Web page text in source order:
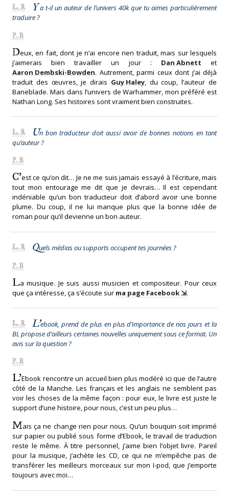
L. R Ya t-il un auteur de l’univers 40k que tu aimes particulièrement
traduire ?
P. B
Deux, en fait, dont je n’ai encore rien traduit, mais sur lesquels
j’aimerais bien travailler un jour : Dan Abnett et
Aaron Dembski-Bowden. Autrement, parmi ceux dont j’ai déjà
traduit des œuvres, je dirais Guy Haley, du coup, l’auteur de
Baneblade. Mais dans l’univers de Warhammer, mon préféré est
Nathan Long. Ses histoires sont vraiment bien construites.
L. R Un bon traducteur doit aussi avoir de bonnes notions en tant
qu’auteur ?
P. B
C’est ce qu’on dit… Je ne me suis jamais essayé à l’écriture, mais
tout mon entourage me dit que je devrais… Il est cependant
indéniable qu’un bon traducteur doit d’abord avoir une bonne
plume. Du coup, il ne lui manque plus que la bonne idée de
roman pour qu’il devienne un bon auteur.
L. R Quels médias ou supports occupent tes journées ?
P. B
La musique. Je suis aussi musicien et compositeur. Pour ceux
que ça intéresse, ça s’écoute sur ma page Facebook .
L. R L’ebook, prend de plus en plus d’importance de nos jours et la
BL propose d’ailleurs certaines nouvelles uniquement sous ce format. Un
avis sur la question ?
P. B
L’Ebook rencontre un accueil bien plus modéré ici que de l’autre
côté de la Manche. Les français et les anglais ne semblent pas
voir les choses de la même façon : pour eux, le livre est juste le
support d’une histoire, pour nous, c’est un peu plus…
Mais ça ne change rien pour nous. Qu’un bouquin soit imprimé
sur papier ou publié sous forme d’Ebook, le travail de traduction
reste le même. À titre personnel, j’aime bien l’objet livre. Pareil
pour la musique, j’achète les CD, ce qui ne m’empêche pas de
transférer les meilleurs morceaux sur mon I-pod, que j’emporte
toujours avec moi…